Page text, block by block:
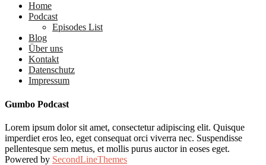
Home
Podcast
Episodes List
Blog
Über uns
Kontakt
Datenschutz
Impressum
Gumbo Podcast
Lorem ipsum dolor sit amet, consectetur adipiscing elit. Quisque
imperdiet eros leo, eget consequat orci viverra nec. Suspendisse
pellentesque sem metus, et mollis purus auctor in eoses eget.
Powered by SecondLineThemes